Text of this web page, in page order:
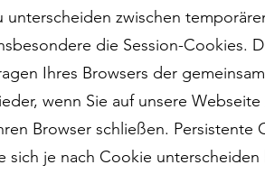
zwischen
die Session-Cookies.
Ihres Browsers der
wenn Sie auf unsere
Browser schließen. Persistente
je nach Cookie unterscheiden